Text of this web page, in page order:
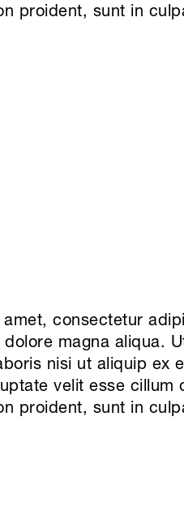
proident, sunt in
consectetur
magna aliqua.
nisi ut aliquip ex
velit esse
proident, sunt in